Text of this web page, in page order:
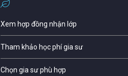
Xem hợp đồng nhận lớp
Tham khảo học phí gia sư
Chọn gia sư phù hợp